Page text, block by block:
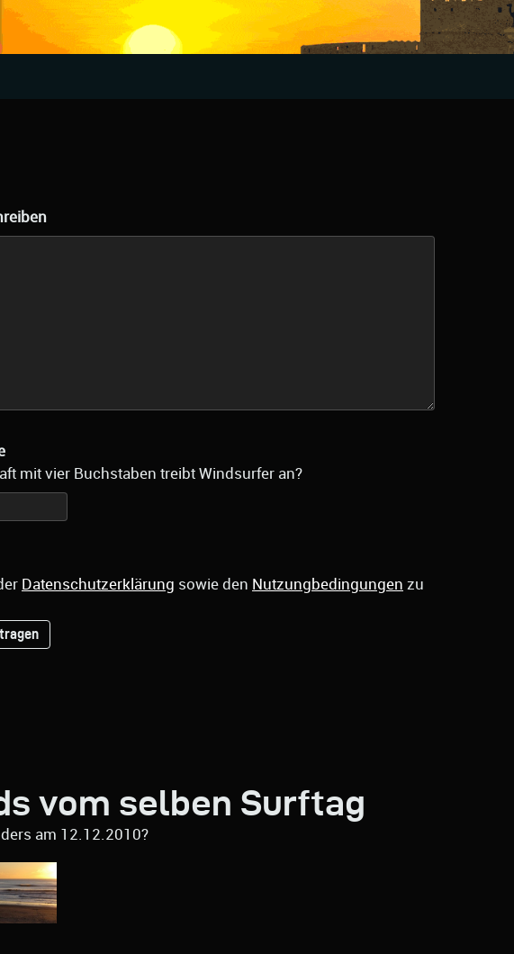
mit vier Buchstaben treibt Windsurfer an?
Datenschutzerklärung sowie den Nutzungbedingungen zu
vom selben Surftag
am 12.12.2010?